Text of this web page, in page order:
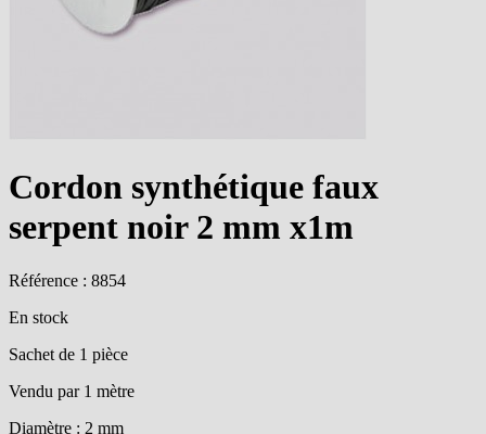
Cordon synthétique faux
serpent noir 2 mm x1m
Référence : 8854
En stock
Sachet de 1 pièce
Vendu par 1 mètre
Diamètre : 2 mm